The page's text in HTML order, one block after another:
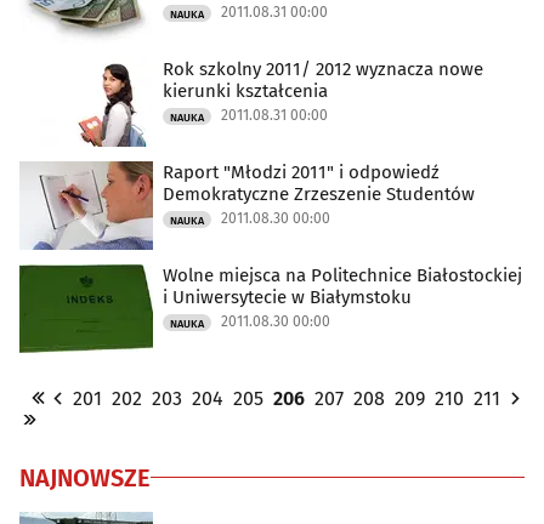
NAUKA 2011.08.31 00:00
Rok szkolny 2011/ 2012 wyznacza nowe
kierunki kształcenia
NAUKA 2011.08.31 00:00
Raport "Młodzi 2011" i odpowiedź
Demokratyczne Zrzeszenie Studentów
NAUKA 2011.08.30 00:00
Wolne miejsca na Politechnice Białostockiej
i Uniwersytecie w Białymstoku
NAUKA 2011.08.30 00:00
201 202 203 204 205 206 207 208 209 210 211
NAJNOWSZE